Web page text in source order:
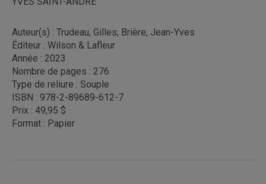
Auteur(s) : Trudeau, Gilles; Brière, Jean-Yves
Éditeur : Wilson & Lafleur
Année : 2023
Nombre de pages : 276
Type de reliure : Souple
ISBN : 978-2-89689-612-7
Prix : 49,95 $
Format : Papier